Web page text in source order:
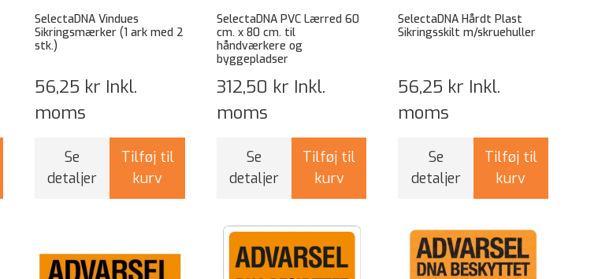
SelectaDNA Vindues
Sikringsmærker (1 ark med 2
stk.)
56,25 kr Inkl.
moms
Se
detaljer
Tilføj til
kurv
SelectaDNA PVC Lærred 60
cm. x 80 cm. til
håndværkere og
byggepladser
312,50 kr Inkl.
moms
Se
detaljer
Tilføj til
kurv
SelectaDNA Hårdt Plast
Sikringsskilt m/skruehuller
56,25 kr Inkl.
moms
Se
detaljer
Tilføj til
kurv